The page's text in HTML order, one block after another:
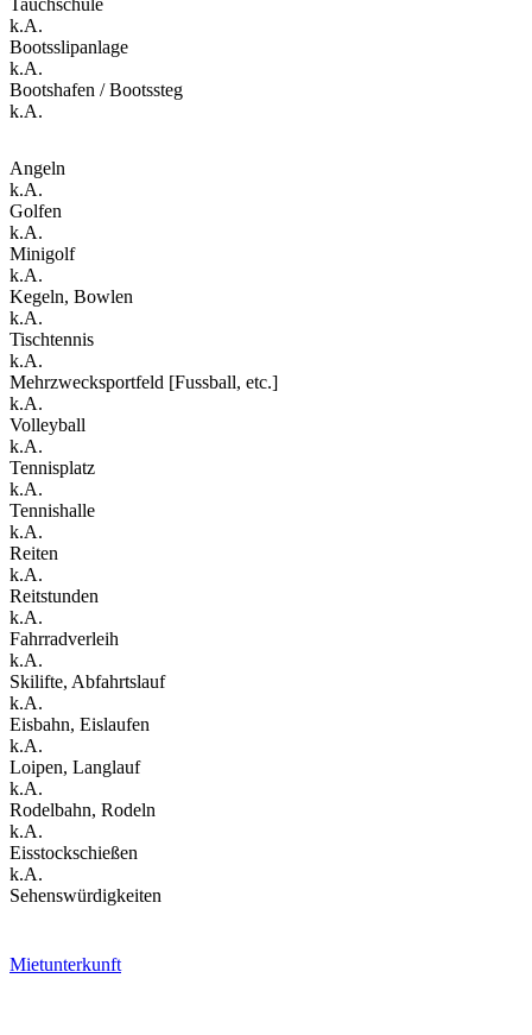
k.A.
Bootsslipanlage
k.A.
Bootshafen / Bootssteg
k.A.
Angeln
k.A.
Golfen
k.A.
Minigolf
k.A.
Kegeln, Bowlen
k.A.
Tischtennis
k.A.
Mehrzwecksportfeld [Fussball, etc.]
k.A.
Volleyball
k.A.
Tennisplatz
k.A.
Tennishalle
k.A.
Reiten
k.A.
Reitstunden
k.A.
Fahrradverleih
k.A.
Skilifte, Abfahrtslauf
k.A.
Eisbahn, Eislaufen
k.A.
Loipen, Langlauf
k.A.
Rodelbahn, Rodeln
k.A.
Eisstockschießen
k.A.
Sehenswürdigkeiten
Mietunterkunft